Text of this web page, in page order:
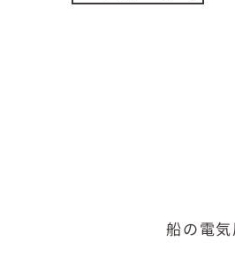
船の電